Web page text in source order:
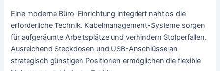
Eine moderne Büro-Einrichtung integriert nahtlos die
erforderliche Technik. Kabelmanagement-Systeme sorgen
für aufgeräumte Arbeitsplätze und verhindern Stolperfallen.
Ausreichend Steckdosen und USB-Anschlüsse an
strategisch günstigen Positionen ermöglichen die flexible